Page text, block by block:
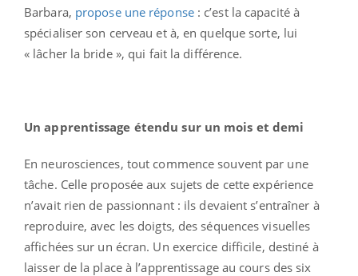
Barbara, propose une réponse: c’est la capacité à
spécialiser son cerveau et à, en quelque sorte, lui
« lâcher la bride », qui fait la différence.
Un apprentissage étendu sur un mois et demi
En neurosciences, tout commence souvent par une
tâche. Celle proposée aux sujets de cette expérience
n’avait rien de passionnant : ils devaient s’entraîner à
reproduire, avec les doigts, des séquences visuelles
affichées sur un écran. Un exercice difficile, destiné à
laisser de la place à l’apprentissage au cours des six